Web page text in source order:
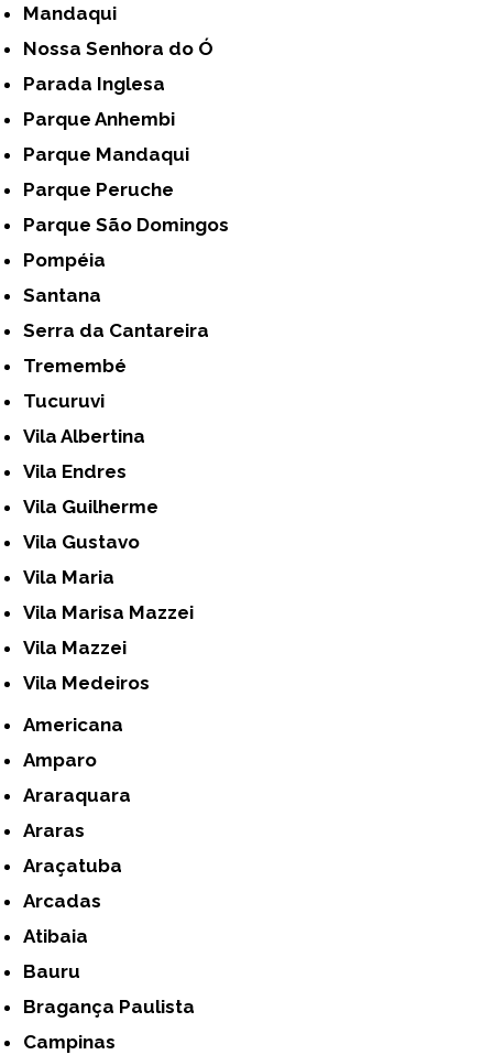
Mandaqui
Nossa Senhora do Ó
Parada Inglesa
Parque Anhembi
Parque Mandaqui
Parque Peruche
Parque São Domingos
Pompéia
Santana
Serra da Cantareira
Tremembé
Tucuruvi
Vila Albertina
Vila Endres
Vila Guilherme
Vila Gustavo
Vila Maria
Vila Marisa Mazzei
Vila Mazzei
Vila Medeiros
Americana
Amparo
Araraquara
Araras
Araçatuba
Arcadas
Atibaia
Bauru
Bragança Paulista
Campinas